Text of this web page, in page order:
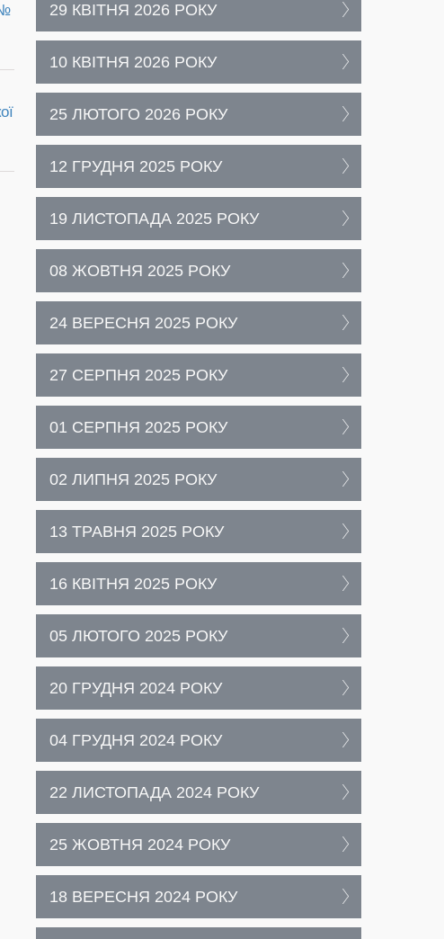
29 КВІТНЯ 2026 РОКУ
10 КВІТНЯ 2026 РОКУ
25 ЛЮТОГО 2026 РОКУ
12 ГРУДНЯ 2025 РОКУ
19 ЛИСТОПАДА 2025 РОКУ
08 ЖОВТНЯ 2025 РОКУ
24 ВЕРЕСНЯ 2025 РОКУ
27 СЕРПНЯ 2025 РОКУ
01 СЕРПНЯ 2025 РОКУ
02 ЛИПНЯ 2025 РОКУ
13 ТРАВНЯ 2025 РОКУ
16 КВІТНЯ 2025 РОКУ
05 ЛЮТОГО 2025 РОКУ
20 ГРУДНЯ 2024 РОКУ
04 ГРУДНЯ 2024 РОКУ
22 ЛИСТОПАДА 2024 РОКУ
25 ЖОВТНЯ 2024 РОКУ
18 ВЕРЕСНЯ 2024 РОКУ